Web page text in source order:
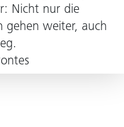
Nicht nur die
gehen weiter, auch